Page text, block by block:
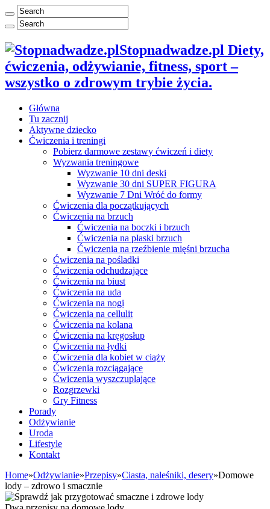
Stopnadwadze.pl Diety,
ćwiczenia, odżywianie, fitness, sport –
wszystko o zdrowym trybie życia.
Główna
Tu zacznij
Aktywne dziecko
Ćwiczenia i treningi
Pobierz darmowe zestawy ćwiczeń i diety
Wyzwania treningowe
Wyzwanie 10 dni deski
Wyzwanie 30 dni SUPER FIGURA
Wyzwanie 7 Dni Wróć do formy
Ćwiczenia dla początkujących
Ćwiczenia na brzuch
Ćwiczenia na boczki i brzuch
Ćwiczenia na płaski brzuch
Ćwiczenia na rzeźbienie mięśni brzucha
Ćwiczenia na pośladki
Ćwiczenia odchudzające
Ćwiczenia na biust
Ćwiczenia na uda
Ćwiczenia na nogi
Ćwiczenia na cellulit
Ćwiczenia na kolana
Ćwiczenia na kręgosłup
Ćwiczenia na łydki
Ćwiczenia dla kobiet w ciąży
Ćwiczenia rozciągające
Ćwiczenia wyszczuplające
Rozgrzewki
Gry Fitness
Porady
Odżywianie
Uroda
Lifestyle
Kontakt
Home»Odżywianie»Przepisy»Ciasta, naleśniki, desery»Domowe
lody – zdrowo i smacznie